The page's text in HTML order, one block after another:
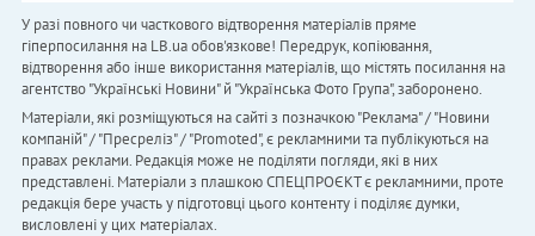
У разі повного чи часткового відтворення матеріалів пряме
гіперпосилання на LB.ua обов'язкове! Передрук, копіювання,
відтворення або інше використання матеріалів, що містять посилання на
агентство "Українськi Новини" й "Українська Фото Група", заборонено.
Матеріали, які розміщуються на сайті з позначкою "Реклама" / "Новини
компаній" / "Пресреліз" / "Promoted", є рекламними та публікуються на
правах реклами. Редакція може не поділяти погляди, які в них
представлені. Матеріали з плашкою СПЕЦПРОЄКТ є рекламними, проте
редакція бере участь у підготовці цього контенту і поділяє думки,
висловлені у цих матеріалах.